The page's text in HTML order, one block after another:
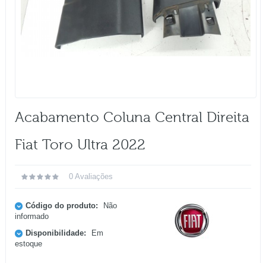
Acabamento Coluna Central Direita
Fiat Toro Ultra 2022
0 Avaliações
Código do produto:
Não
informado
Disponibilidade:
Em
estoque